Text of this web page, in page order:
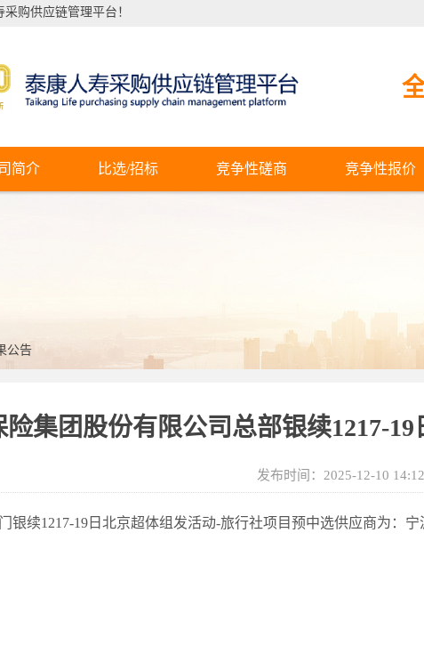
购供应链管理平台！
简介 比选/招标 竞争性磋商 竞争性报价
公告
险集团股份有限公司总部银续1217-
发布时间：2025-12-10
银续1217-19日北京超体组发活动-旅行社项目预中选供应商为： 宁